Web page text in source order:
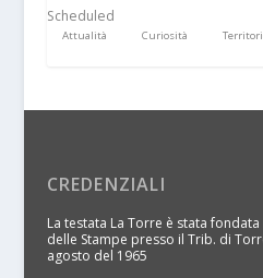
Scheduled
Attualità Curiosità
CREDENZIALI
La testata La Torre è stata
delle Stampe presso il Trib. di
agosto del 1965